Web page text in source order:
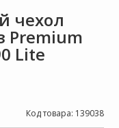
чехол
Premium
Lite
Код товара: 139038